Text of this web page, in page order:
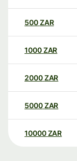
500ZAR
1000ZAR
2000ZAR
5000ZAR
10000 ZAR